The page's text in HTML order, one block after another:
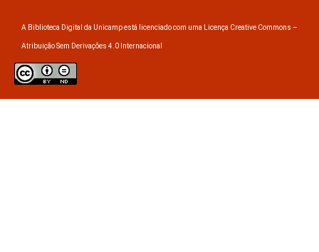
A Biblioteca Digital da Unicamp está licenciado com uma Licença Creative Commons –
Atribuição Sem Derivações 4.0 Internacional